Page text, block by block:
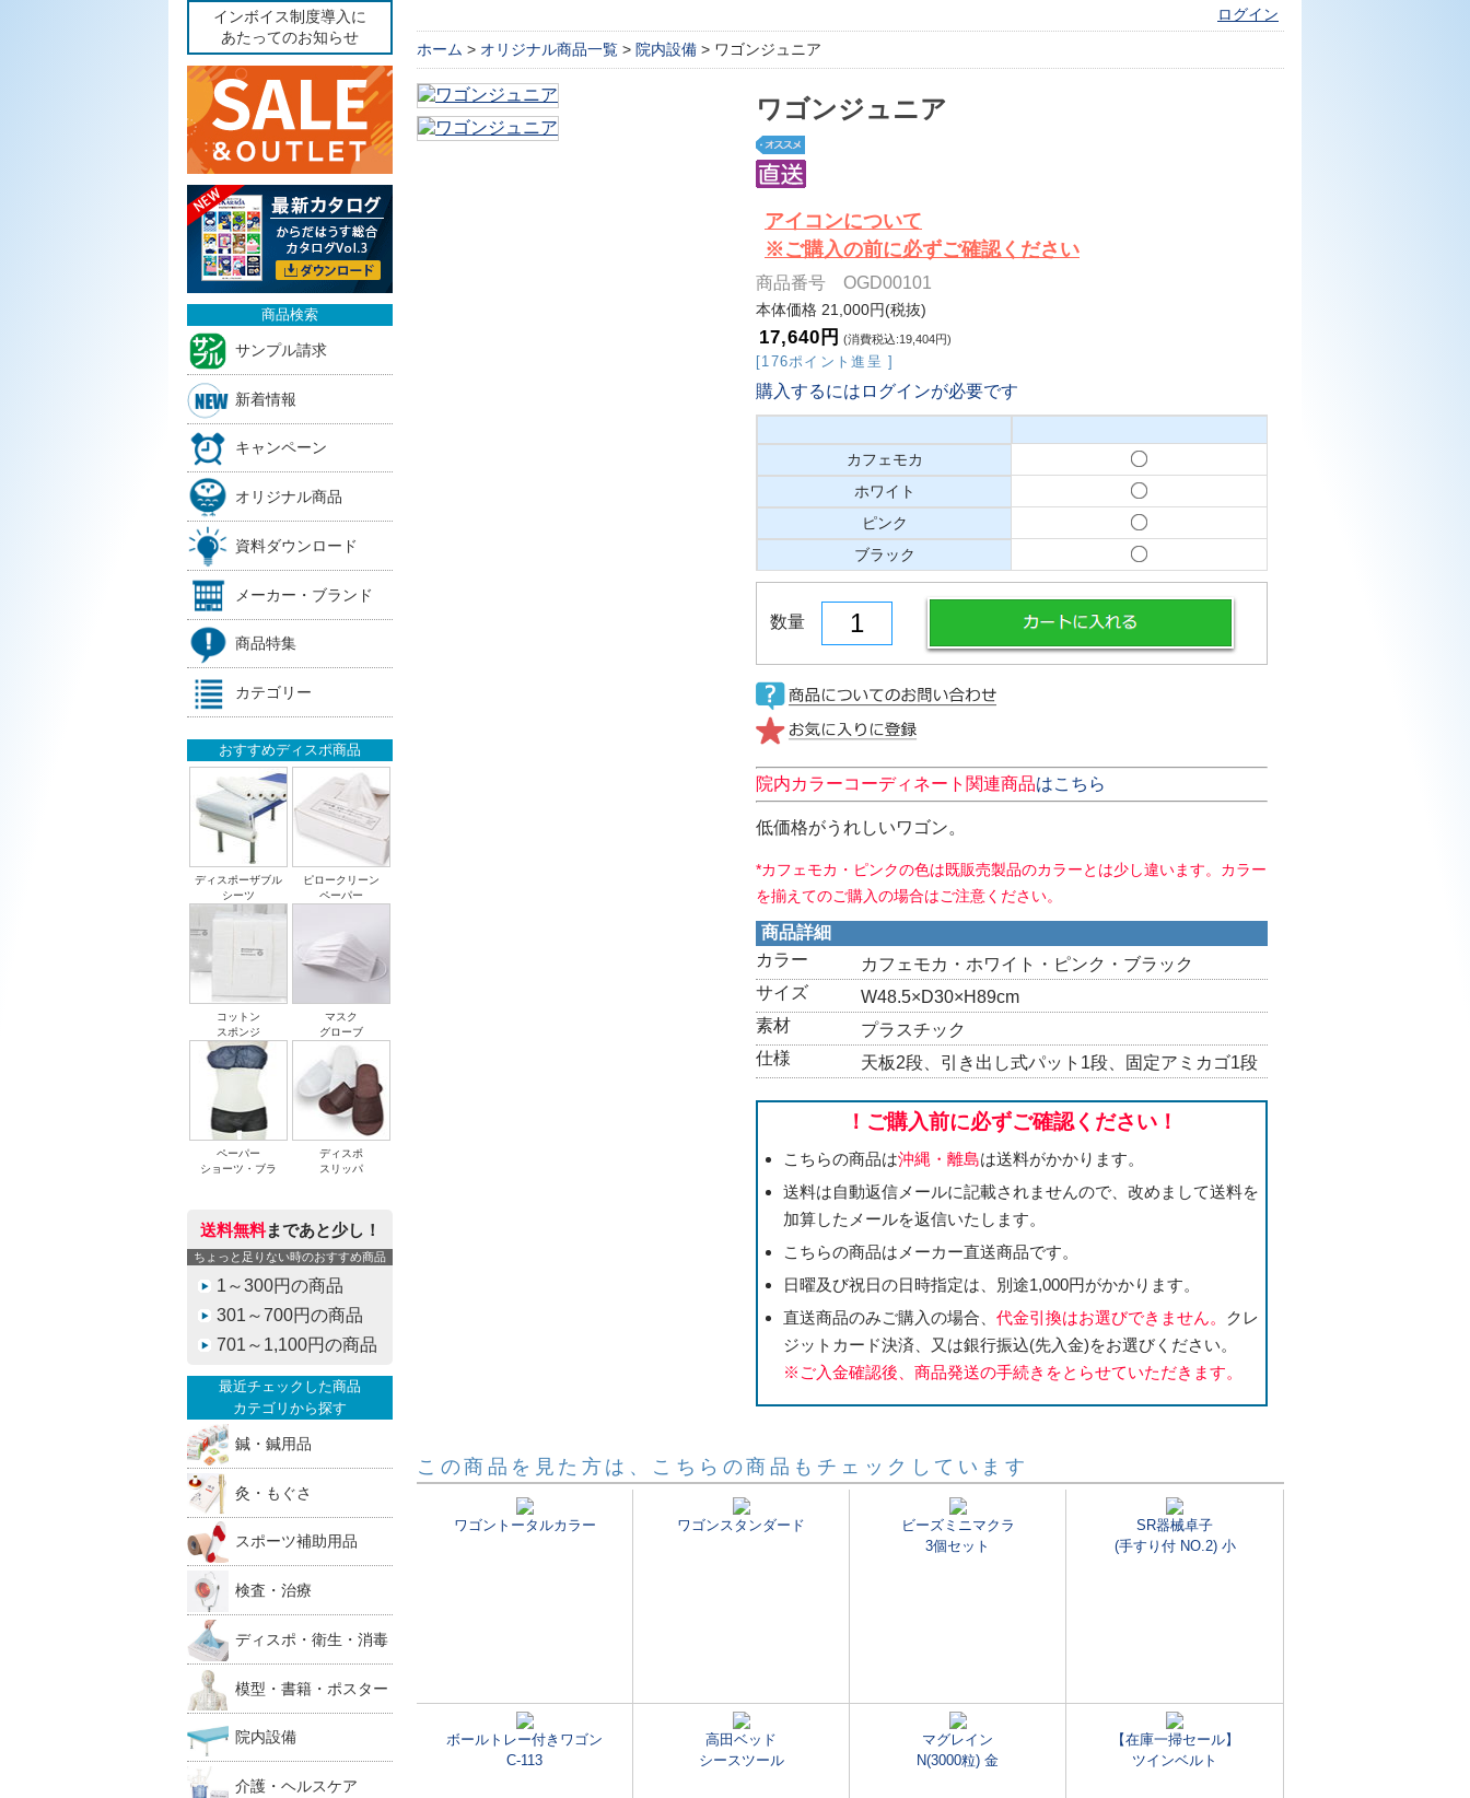
インボイス制度導入に
あたってのお知らせ
商品検索
サンプル請求
新着情報
キャンペーン
オリジナル商品
資料ダウンロード
メーカー・ブランド
商品特集
カテゴリー
おすすめディスポ商品
ディスポーザブル
シーツ
ピロークリーン
ペーパー
コットン
スポンジ
マスク
グローブ
ペーパー
ショーツ・ブラ
ディスポ
スリッパ
送料無料まであと少し！
ちょっと足りない時のおすすめ商品
1～300円の商品
301～700円の商品
701～1,100円の商品
最近チェックした商品
カテゴリから探す
鍼・鍼用品
灸・もぐさ
スポーツ補助用品
検査・治療
ディスポ・衛生・消毒
模型・書籍・ポスター
院内設備
介護・ヘルスケア
ログイン
ホーム > オリジナル商品一覧 > 院内設備 > ワゴンジュニア
ワゴンジュニア
アイコンについて
※ご購入の前に必ずご確認ください
商品番号 OGD00101
本体価格 21,000円(税抜)
17,640円 (消費税込:19,404円)
[176ポイント進呈 ]
購入するにはログインが必要です
カフェモカ
ホワイト
ピンク
ブラック
数量
院内カラーコーディネート関連商品はこちら
低価格がうれしいワゴン。
*カフェモカ・ピンクの色は既販売製品のカラーとは少し違います。カラー
を揃えてのご購入の場合はご注意ください。
商品詳細
カラー
カフェモカ・ホワイト・ピンク・ブラック
サイズ
W48.5×D30×H89cm
素材
プラスチック
仕様
天板2段、引き出し式パット1段、固定アミカゴ1段
！ご購入前に必ずご確認ください！
こちらの商品は沖縄・離島は送料がかかります。
送料は自動返信メールに記載されませんので、改めまして送料を
加算したメールを返信いたします。
こちらの商品はメーカー直送商品です。
日曜及び祝日の日時指定は、別途1,000円がかかります。
直送商品のみご購入の場合、代金引換はお選びできません。
クレ
ジットカード決済、又は銀行振込(先入金)をお選びください。
※ご入金確認後、商品発送の手続きをとらせていただきます。
この商品を見た方は、こちらの商品もチェックしています
ワゴントータルカラー ワゴンスタンダード
ビーズミニマクラ
3個セット
SR器械卓子
(手すり付 NO.2) 小
ボールトレー付きワゴン
C-113
高田ベッド
シースツール
マグレイン
N(3000粒) 金
【在庫一掃セール】
ツインベルト